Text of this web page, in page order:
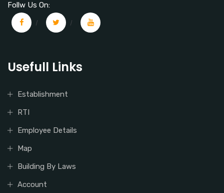
Follw Us On:
Usefull Links
Establishment
RTI
Employee Details
Map
Building By Laws
Account